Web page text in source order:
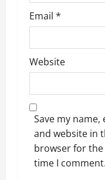
Email *
Website
Save my name,
and website in
browser for
time I comment.